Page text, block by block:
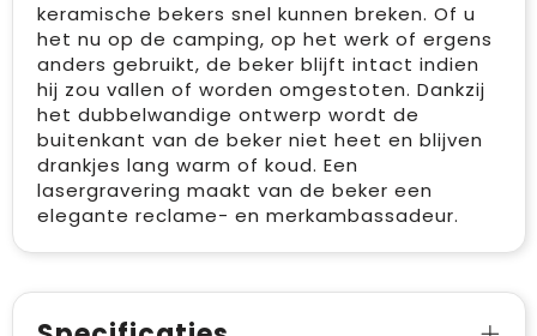
keramische bekers snel kunnen breken. Of u
het nu op de camping, op het werk of ergens
anders gebruikt, de beker blijft intact indien
hij zou vallen of worden omgestoten. Dankzij
het dubbelwandige ontwerp wordt de
buitenkant van de beker niet heet en blijven
drankjes lang warm of koud. Een
lasergravering maakt van de beker een
elegante reclame- en merkambassadeur.